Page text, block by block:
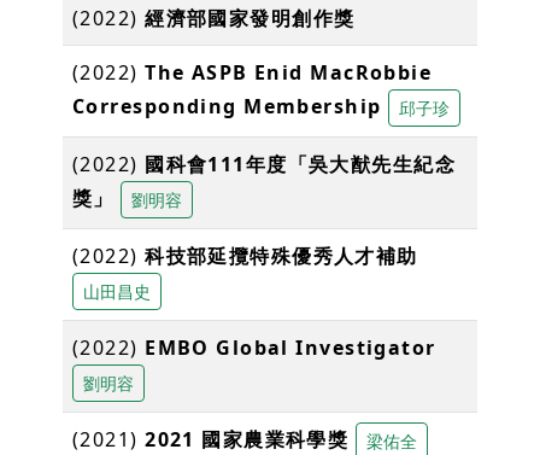
(2022)經濟部國家發明創作獎
(2022)The ASPB Enid MacRobbie
Corresponding Membership
邱子珍
(2022) 國科會111年度「吳大猷先生紀念
獎」
劉明容
(2022)科技部延攬特殊優秀⼈才補助
山田昌史
(2022) EMBO Global Investigator
劉明容
(2021)2021 國家農業科學獎 梁佑全